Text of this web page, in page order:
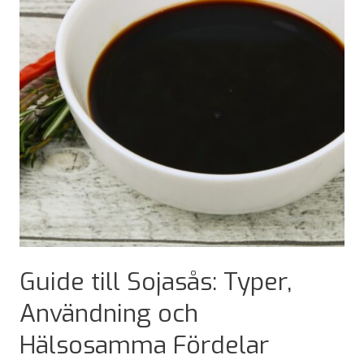
Ersättning
Guide till Sojasås: Typer,
Användning och
Hälsosamma Fördelar